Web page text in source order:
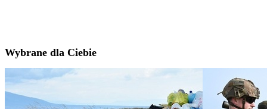
Wybrane dla Ciebie